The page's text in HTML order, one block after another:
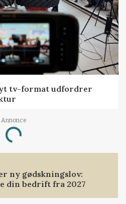
tv-format udfordrer
Annonce
Loading...
ny gødskningslov:
din bedrift fra 2027